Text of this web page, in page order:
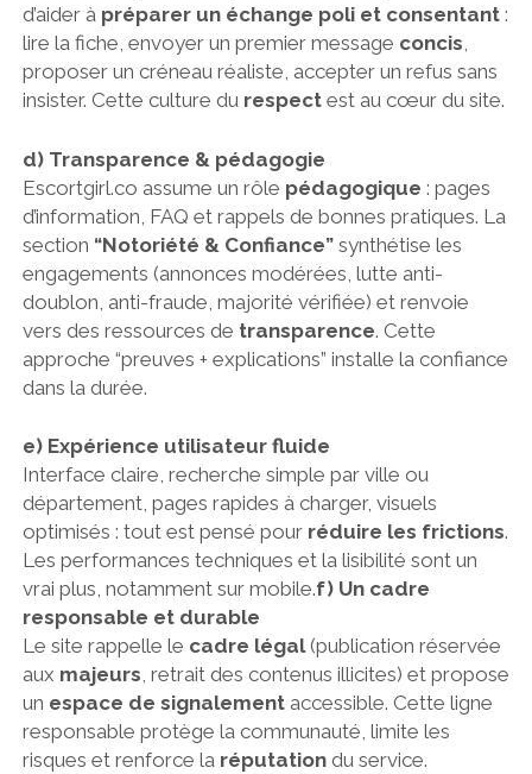
d’aider à préparer un échange poli et consentant:
lire la fiche, envoyer un premier message concis,
proposer un créneau réaliste, accepter un refus sans
insister. Cette culture du respectest au cœur du site.
d) Transparence & pédagogie
Escortgirl.co assume un rôle pédagogique : pages
d’information, FAQ et rappels de bonnes pratiques. La
section “Notoriété & Confiance”synthétise les
engagements (annonces modérées, lutte anti-
doublon, anti-fraude, majorité vérifiée) et renvoie
vers des ressources de transparence. Cette
approche “preuves + explications” installe la confiance
dans la durée.
e) Expérience utilisateur fluide
Interface claire, recherche simple par ville ou
département, pages rapides à charger, visuels
optimisés : tout est pensé pour réduire les frictions.
Les performances techniques et la lisibilité sont un
vrai plus, notamment sur mobile.f) Un cadre
responsable et durable
Le site rappelle le cadre légal(publication réservée
aux majeurs, retrait des contenus illicites) et propose
un espace de signalementaccessible. Cette ligne
responsable protège la communauté, limite les
risques et renforce la réputationdu service.